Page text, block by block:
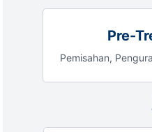
Pre-
Pemisahan,